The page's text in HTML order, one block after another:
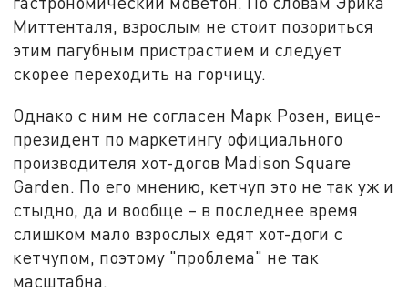
Миттенталя, взрослым не стоит позориться
этим пагубным пристрастием и следует
скорее переходить на горчицу.
Однако с ним не согласен Марк Розен, вице-
президент по маркетингу официального
производителя хот-догов Madison Square
Garden. По его мнению, кетчуп это не так уж и
стыдно, да и вообще – в последнее время
слишком мало взрослых едят хот-доги с
кетчупом, поэтому "проблема" не так
масштабна.